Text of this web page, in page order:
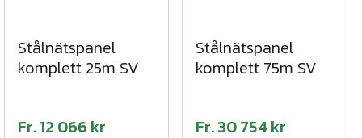
Stålnätspanel
komplett 25m SV
Fr.12 066 kr
Stålnätspanel
komplett 75m SV
Fr.30 754 kr